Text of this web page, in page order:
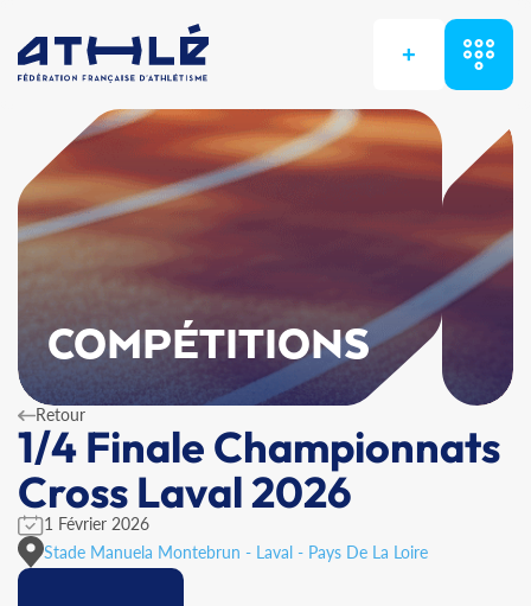
+
COMPÉTITIONS
Retour
1/4 Finale Championnats
Cross Laval 2026
1 Février 2026
Stade Manuela Montebrun - Laval - Pays De La Loire